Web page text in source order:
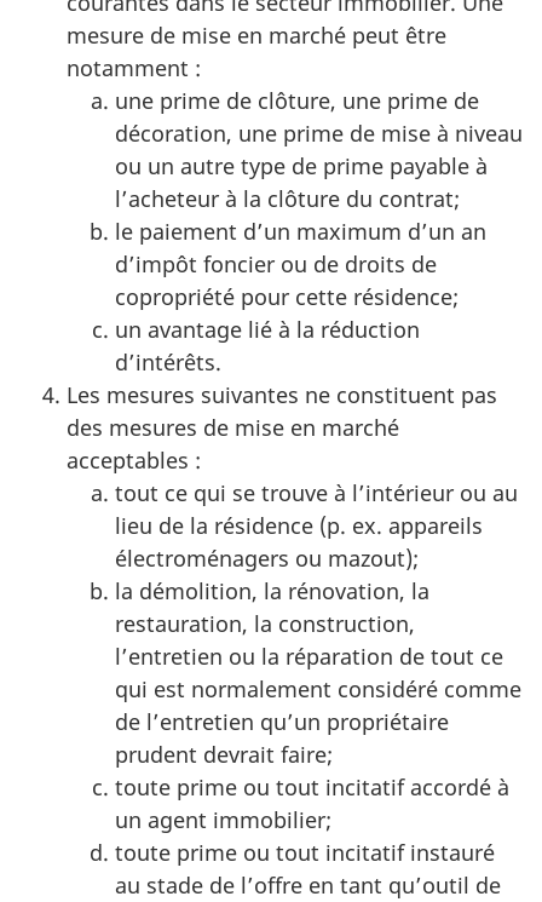
mesure de mise en marché peut être
notamment :
une prime de clôture, une prime de
décoration, une prime de mise à niveau
ou un autre type de prime payable à
l’acheteur à la clôture du contrat;
le paiement d’un maximum d’un an
d’impôt foncier ou de droits de
copropriété pour cette résidence;
un avantage lié à la réduction
d’intérêts.
Les mesures suivantes ne constituent pas
des mesures de mise en marché
acceptables :
tout ce qui se trouve à l’intérieur ou au
lieu de la résidence (p. ex. appareils
électroménagers ou mazout);
la démolition, la rénovation, la
restauration, la construction,
l’entretien ou la réparation de tout ce
qui est normalement considéré comme
de l’entretien qu’un propriétaire
prudent devrait faire;
toute prime ou tout incitatif accordé à
un agent immobilier;
toute prime ou tout incitatif instauré
au stade de l’offre en tant qu’outil de